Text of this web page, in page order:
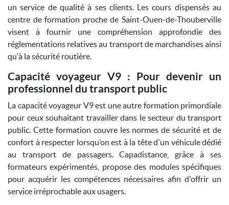
un service de qualité à ses clients. Les cours dispensés au
centre de formation proche de Saint-Ouen-de-Thouberville
visent à fournir une compréhension approfondie des
réglementations relatives au transport de marchandises ainsi
qu'à la sécurité routière.
Capacité voyageur V9 : Pour devenir un
professionnel du transport public
La capacité voyageur V9 est une autre formation primordiale
pour ceux souhaitant travailler dans le secteur du transport
public. Cette formation couvre les normes de sécurité et de
confort à respecter lorsqu’on est à la tête d'un véhicule dédié
au transport de passagers. Capadistance, grâce à ses
formateurs expérimentés, propose des modules spécifiques
pour acquérir les compétences nécessaires afin d'offrir un
service irréprochable aux usagers.